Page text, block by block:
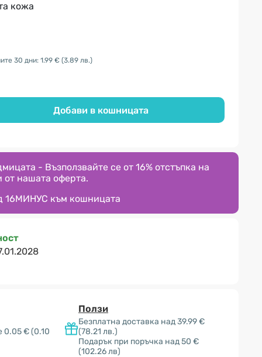
кожа
30 дни: 1.99 € (3.89 лв.)
Добави в кошницата
- Възползвайте се от 16% отстъпка на
от нашата оферта.
16МИНУС към кошницата
0.05 €(0.10
Ползи
Безплатна доставка над 39.99 €
(78.21 лв.)
Подарък при поръчка над 50 €
(102.26 лв)